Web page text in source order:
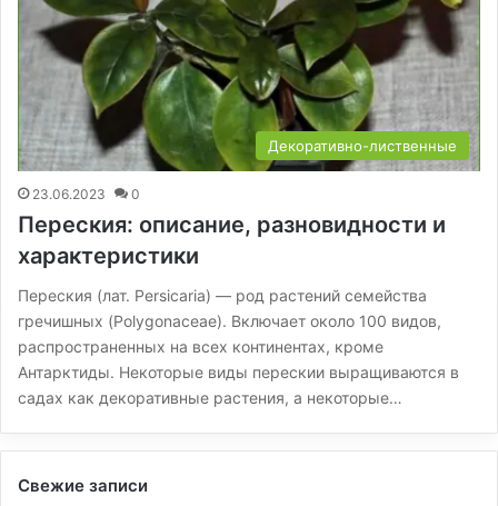
Декоративно-лиственные
23.06.2023 0
Переския: описание, разновидности и
характеристики
Переския (лат. Persicaria) — род растений семейства
гречишных (Polygonaceae). Включает около 100 видов,
распространенных на всех континентах, кроме
Антарктиды. Некоторые виды перескии выращиваются в
садах как декоративные растения, а некоторые…
Свежие записи